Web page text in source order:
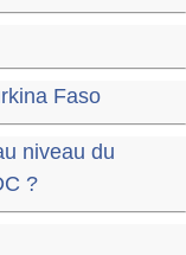
Faso
niveau du
?